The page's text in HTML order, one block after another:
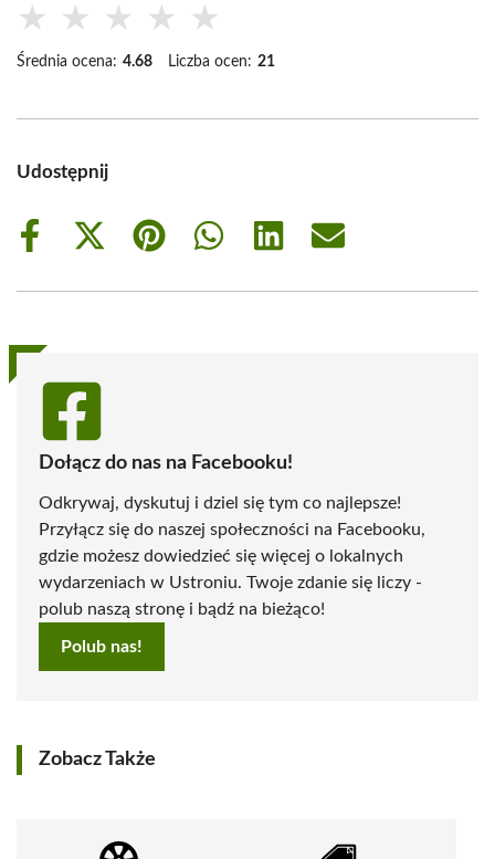
★ ★ ★ ★ ★
Średnia ocena: 4.68 Liczba ocen: 21
Udostępnij
Share
Share
(Twitter)
Share
Share
Share
Share
Dołącz do nas na Facebooku!
Odkrywaj, dyskutuj i dziel się tym co najlepsze!
Przyłącz się do naszej społeczności na Facebooku,
gdzie możesz dowiedzieć się więcej o lokalnych
wydarzeniach w Ustroniu. Twoje zdanie się liczy -
polub naszą stronę i bądź na bieżąco!
Polub nas!
Zobacz Także